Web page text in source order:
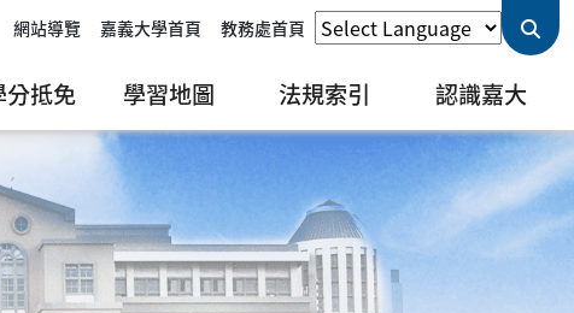
網站導覽 嘉義大學首頁 教務處首頁
分抵免 學習地圖 法規索引 認識嘉大